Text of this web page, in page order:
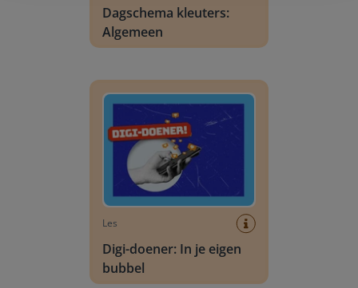
Dagschema kleuters:
Algemeen
Les
Digi-doener: In je eigen
bubbel